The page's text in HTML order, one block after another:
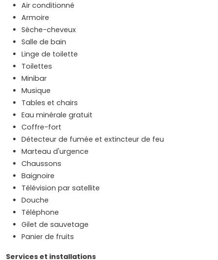
Air conditionné
Armoire
Sèche-cheveux
Salle de bain
Linge de toilette
Toilettes
Minibar
Musique
Tables et chairs
Eau minérale gratuit
Coffre-fort
Détecteur de fumée et extincteur de feu
Marteau d'urgence
Chaussons
Baignoire
Télévision par satellite
Douche
Téléphone
Gilet de sauvetage
Panier de fruits
Services et installations